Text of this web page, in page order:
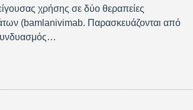
χρήσης σε δύο θεραπείες
(bamlanivimab. Παρασκευάζονται από